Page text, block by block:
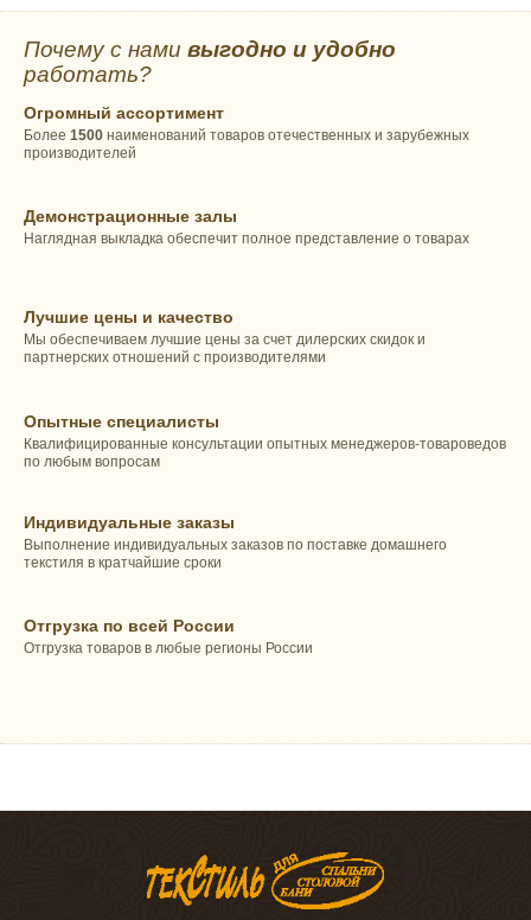
Почему с нами выгодно и удобно
работать?
Огромный ассортимент
Более 1500 наименований товаров отечественных и зарубежных
производителей
Демонстрационные залы
Наглядная выкладка обеспечит полное представление о товарах
Лучшие цены и качество
Мы обеспечиваем лучшие цены за счет дилерских скидок и
партнерских отношений с производителями
Опытные специалисты
Квалифицированные консультации опытных менеджеров-товароведов
по любым вопросам
Индивидуальные заказы
Выполнение индивидуальных заказов по поставке домашнего
текстиля в кратчайшие сроки
Отгрузка по всей России
Отгрузка товаров в любые регионы России